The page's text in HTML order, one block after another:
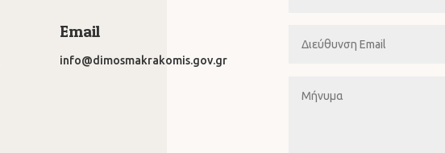
Email
info@dimosmakrakomis.gov.gr